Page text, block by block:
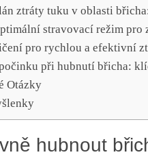
ztráty tuku v oblasti
stravovací režim pro
pro rychlou a efektivní
při hubnutí břicha:
Otázky
hubnout